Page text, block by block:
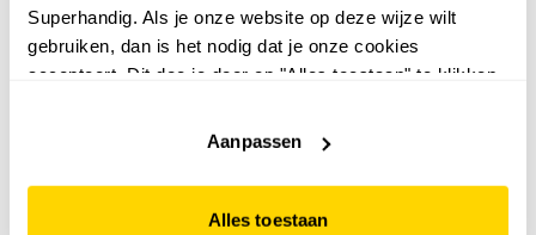
Superhandig. Als je onze website op deze wijze wilt
gebruiken, dan is het nodig dat je onze cookies
accepteert. Dit doe je door op "Alles toestaan" te klikken.
website niet optimaal functioneert.
Aanpassen
Alles toestaan